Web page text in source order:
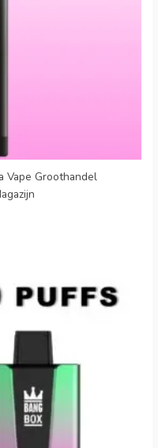
Vape Groothandel